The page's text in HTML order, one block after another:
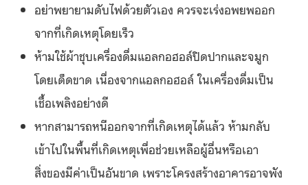
อย่าพยายามดับไฟด้วยตัวเอง ควรจะเร่งอพยพออก
จากที่เกิดเหตุโดยเร็ว
ห้ามใช้ผ้าชุบเครื่องดื่มแอลกอฮอล์ปิดปากและจมูก
โดยเด็ดขาด เนื่องจากแอลกอฮอล์ ในเครื่องดื่มเป็น
เชื้อเพลิงอย่างดี
หากสามารถหนีออกจากที่เกิดเหตุได้แล้ว ห้ามกลับ
เข้าไปในพื้นที่เกิดเหตุเพื่อช่วยเหลือผู้อื่นหรือเอา
สิ่งของมีค่าเป็นอันขาด เพราะโครงสร้างอาคารอาจพัง